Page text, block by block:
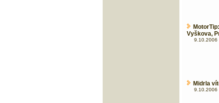
Vyškova,
9.10.2006
Midrla
9.10.2006